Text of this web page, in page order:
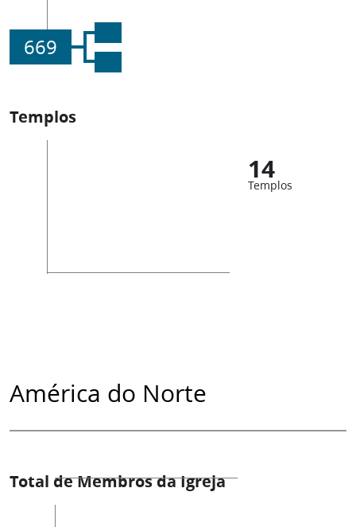
669
Templos
14
Templos
América do Norte
Total de Membros da Igreja